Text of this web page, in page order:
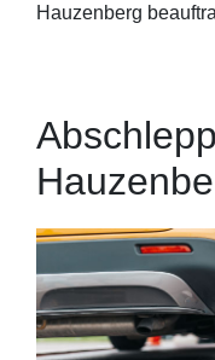
Hauzenberg